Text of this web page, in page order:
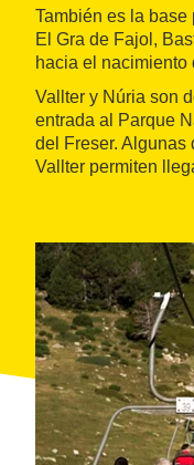
También es la
El Gra de Fajol,
hacia el nacimiento
Vallter y Núria son
entrada al Parque
del Freser. Algunas
Vallter permiten